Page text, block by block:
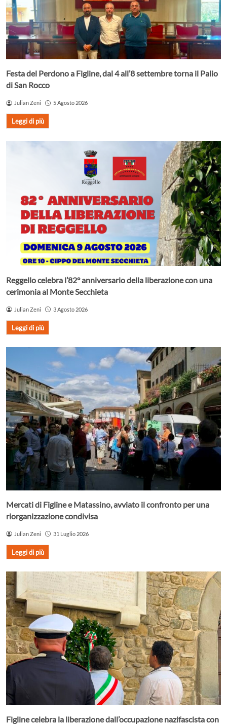
Festa del Perdono a Figline, dal 4 all’8 settembre torna il Palio
di San Rocco
Julian Zeni 5 Agosto 2026
Leggi di più
Reggello celebra l’82° anniversario della liberazione con una
cerimonia al Monte Secchieta
Julian Zeni 3 Agosto 2026
Leggi di più
Mercati di Figline e Matassino, avviato il confronto per una
riorganizzazione condivisa
Julian Zeni 31 Luglio 2026
Leggi di più
Figline celebra la liberazione dall’occupazione nazifascista con